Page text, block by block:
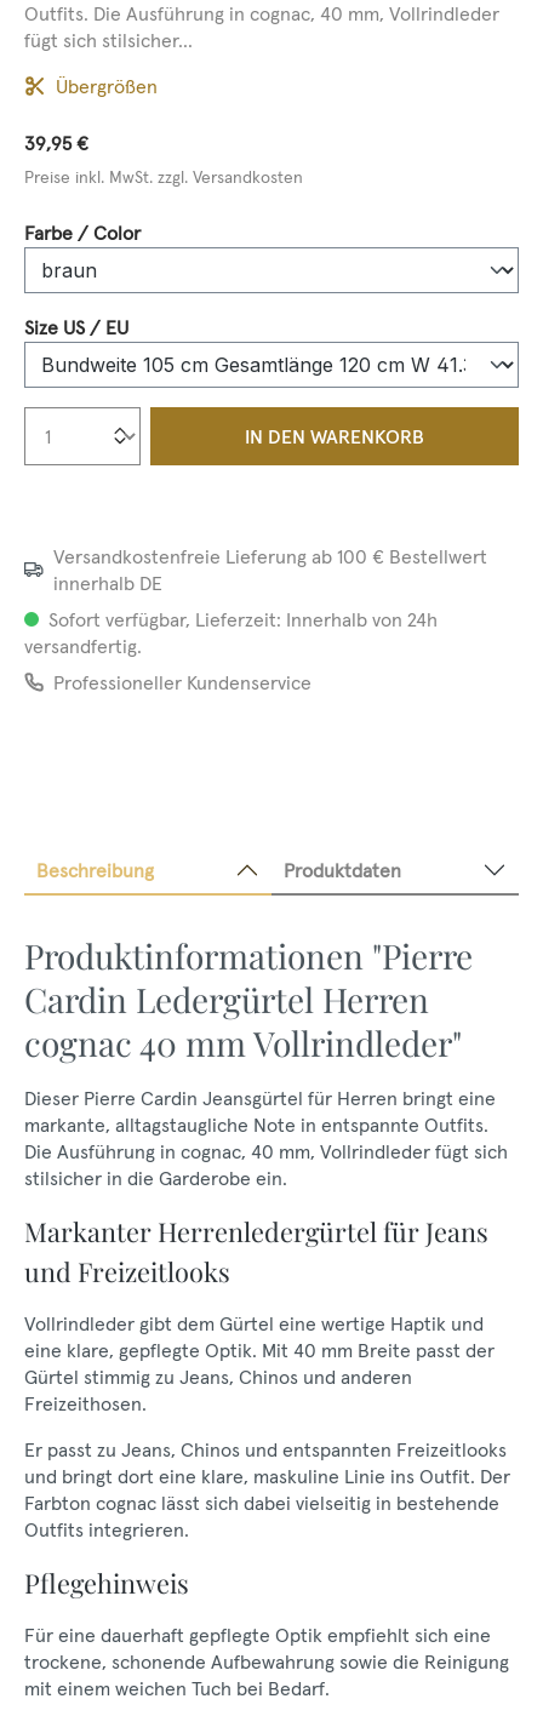
Outfits. Die Ausführung in cognac, 40 mm, Vollrindleder
fügt sich stilsicher...
Übergrößen
39,95 €
Preise inkl. MwSt. zzgl. Versandkosten
Farbe / Colorauswählen
Size US / EUauswählen
Produkt Anzahl: Gib den
IN DEN WARENKORB
Versandkostenfreie Lieferung ab 100 € Bestellwert
innerhalb DE
Sofort verfügbar, Lieferzeit: Innerhalb von 24h
versandfertig.
Professioneller Kundenservice
Beschreibung Produktdaten
Produktinformationen "Pierre
Cardin Ledergürtel Herren
cognac 40 mm Vollrindleder"
Dieser Pierre Cardin Jeansgürtel für Herren bringt eine
markante, alltagstaugliche Note in entspannte Outfits.
Die Ausführung in cognac, 40 mm, Vollrindleder fügt sich
stilsicher in die Garderobe ein.
Markanter Herrenledergürtel für Jeans
und Freizeitlooks
Vollrindleder gibt dem Gürtel eine wertige Haptik und
eine klare, gepflegte Optik. Mit 40 mm Breite passt der
Gürtel stimmig zu Jeans, Chinos und anderen
Freizeithosen.
Er passt zu Jeans, Chinos und entspannten Freizeitlooks
und bringt dort eine klare, maskuline Linie ins Outfit. Der
Farbton cognac lässt sich dabei vielseitig in bestehende
Outfits integrieren.
Pflegehinweis
Für eine dauerhaft gepflegte Optik empfiehlt sich eine
trockene, schonende Aufbewahrung sowie die Reinigung
mit einem weichen Tuch bei Bedarf.